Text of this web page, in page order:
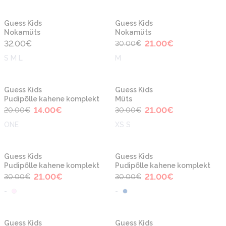
Guess Kids
Nokamüts
32.00€
S M L
-30%
Guess Kids
Nokamüts
30.00€ 21.00€
M
-30%
Guess Kids
Pudipõlle kahene komplekt
20.00€ 14.00€
ONE
-30%
Guess Kids
Müts
30.00€ 21.00€
XS S
-30%
Guess Kids
Pudipõlle kahene komplekt
30.00€ 21.00€
-
-30%
Guess Kids
Pudipõlle kahene komplekt
30.00€ 21.00€
-
-40%
Guess Kids
-40%
Guess Kids